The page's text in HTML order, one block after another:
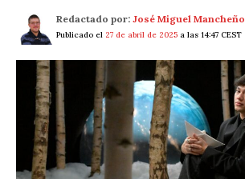
Redactado por: José Miguel Mancheño
Publicado el 27 de abril de 2025 a las 14:47 CEST